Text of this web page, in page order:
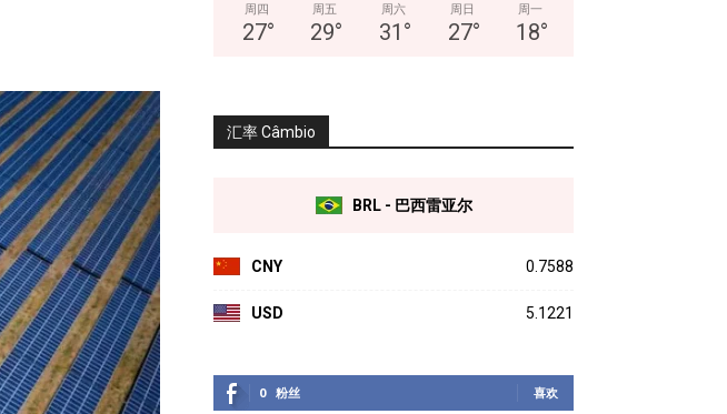
周四
27°
周五
29°
周六
31 °
周日
27°
周一
18°
汇率 Câmbio
BRL - 巴西雷亚尔
CNY 0.7588
USD 5.1221
0 粉丝 喜欢